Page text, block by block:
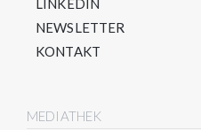
LINKEDIN
NEWSLETTER
KONTAKT
MEDIATHEK